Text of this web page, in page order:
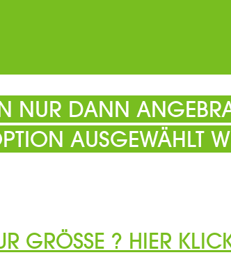
NUR DANN
AUSGEWÄHLT
GRÖSSE ? HIER